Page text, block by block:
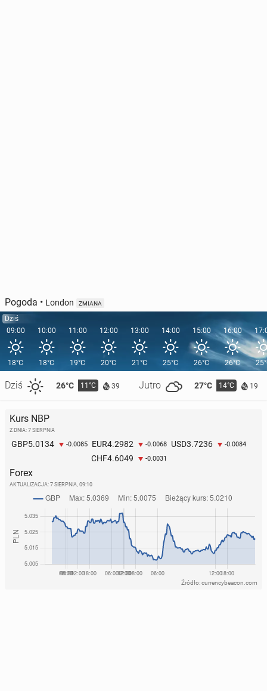
Pogoda • London ZMIANA
Dziś
09:00
18°C
Dziś 26°C 11°C 39 Jutro 27°C 14°C 19
10:00
18°C
11:00
19°C
12:00
20°C
13:00
21°C
14:00
25°C
15:00
26°C
16:00
26°C
Kurs NBP
Z DNIA: 7 SIERPNIA
GBP5.0134 -0.0085 EUR4.2982 -0.0068 USD3.7236 -0.0084
CHF4.6049 -0.0031
Forex
AKTUALIZACJA: 7 SIERPNIA, 09:10
Źródło: currencybeacon.com